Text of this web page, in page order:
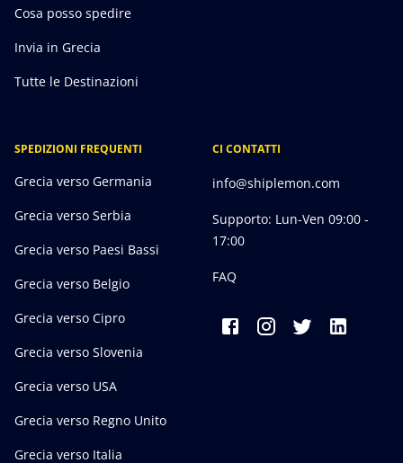
Cosa posso spedire
Invia in Grecia
Tutte le Destinazioni
SPEDIZIONI FREQUENTI
Grecia verso Germania
Grecia verso Serbia
Grecia verso Paesi Bassi
Grecia verso Belgio
Grecia verso Cipro
Grecia verso Slovenia
Grecia verso USA
Grecia verso Regno Unito
Grecia verso Italia
CI CONTATTI
info@shiplemon.com
Supporto: Lun-Ven 09:00 -
17:00
FAQ